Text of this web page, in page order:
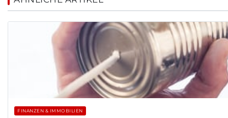
FINANZEN & IMMOBILIEN